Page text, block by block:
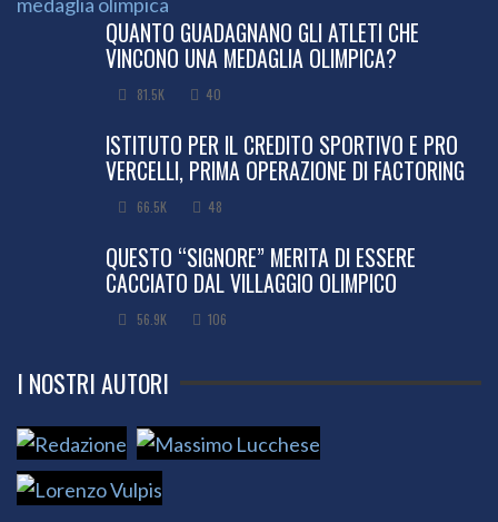
QUANTO GUADAGNANO GLI ATLETI CHE
VINCONO UNA MEDAGLIA OLIMPICA?
81.5K 40
ISTITUTO PER IL CREDITO SPORTIVO E PRO
VERCELLI, PRIMA OPERAZIONE DI FACTORING
66.5K 48
QUESTO “SIGNORE” MERITA DI ESSERE
CACCIATO DAL VILLAGGIO OLIMPICO
56.9K 106
I NOSTRI AUTORI